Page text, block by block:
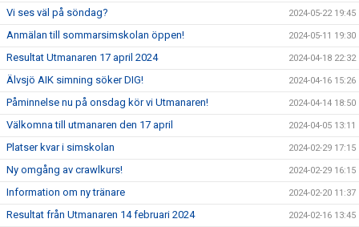
Vi ses väl på söndag? 2024-05-22 19:45
Anmälan till sommarsimskolan öppen! 2024-05-11 19:30
Resultat Utmanaren 17 april 2024 2024-04-18 22:32
Älvsjö AIK simning söker DIG! 2024-04-16 15:26
Påminnelse nu på onsdag kör vi Utmanaren! 2024-04-14 18:50
Välkomna till utmanaren den 17 april 2024-04-05 13:11
Platser kvar i simskolan 2024-02-29 17:15
Ny omgång av crawlkurs! 2024-02-29 16:15
Information om ny tränare 2024-02-20 11:37
Resultat från Utmanaren 14 februari 2024 2024-02-16 13:45